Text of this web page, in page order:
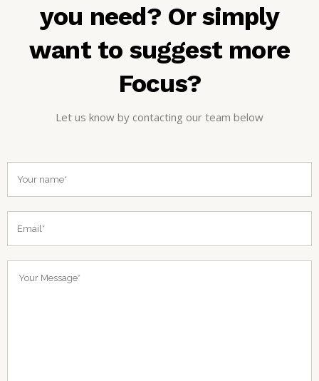
you need? Or simply
want to suggest more
Focus?
Let us know by contacting our team below